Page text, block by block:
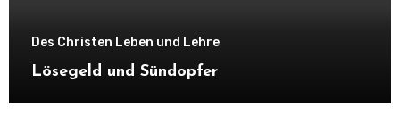
Des Christen Leben und Lehre
Lösegeld und Sündopfer